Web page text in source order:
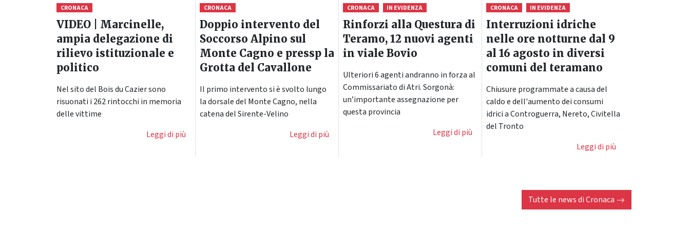
CRONACA
VIDEO | Marcinelle,
ampia delegazione di
rilievo istituzionale e
politico
Nel sito del Bois du Cazier sono
risuonati i 262 rintocchi in memoria
delle vittime
Leggi di più
CRONACA
Doppio intervento del
Soccorso Alpino sul
Monte Cagno e pressp la
Grotta del Cavallone
Il primo intervento si è svolto lungo
la dorsale del Monte Cagno, nella
catena del Sirente-Velino
Leggi di più
CRONACA IN EVIDENZA
Rinforzi alla Questura di
Teramo, 12 nuovi agenti
in viale Bovio
Ulteriori 6 agenti andranno in forza al
Commissariato di Atri. Sorgonà:
un’importante assegnazione per
questa provincia
Leggi di più
CRONACA IN EVIDENZA
Interruzioni idriche
nelle ore notturne dal 9
al 16 agosto in diversi
comuni del teramano
Chiusure programmate a causa del
caldo e dell'aumento dei consumi
idrici a Controguerra, Nereto, Civitella
del Tronto
Leggi di più
Tutte le news diCronaca